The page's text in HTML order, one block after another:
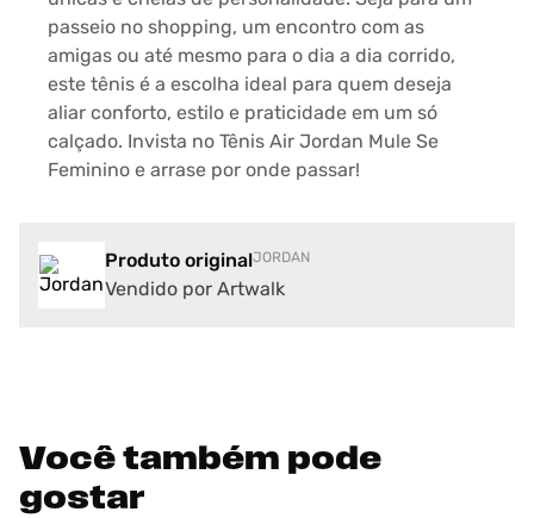
passeio no shopping, um encontro com as
amigas ou até mesmo para o dia a dia corrido,
este tênis é a escolha ideal para quem deseja
aliar conforto, estilo e praticidade em um só
calçado. Invista no Tênis Air Jordan Mule Se
Feminino e arrase por onde passar!
Produto originalJORDAN
Vendido por Artwalk
Você também pode
gostar